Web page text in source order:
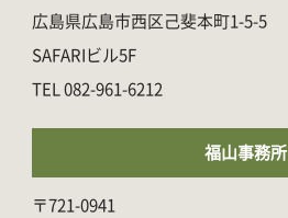
広島県広島市西区己斐本町1-5-5
SAFARIビル5F
082-961-6212
福山事務所
〒721-0941